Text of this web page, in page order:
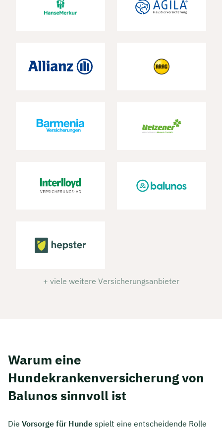
+ viele weitere Versicherungsanbieter
Warum eine
Hundekrankenversicherung von
Balunos sinnvoll ist
Die Vorsorge für Hunde spielt eine entscheidende Rolle